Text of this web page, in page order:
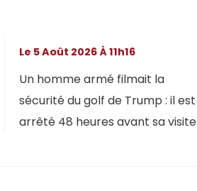
Un homme armé filmait la
sécurité du golf de Trump : il est
arrêté 48 heures avant sa visite
Le 5 Août 2026 À 11h16